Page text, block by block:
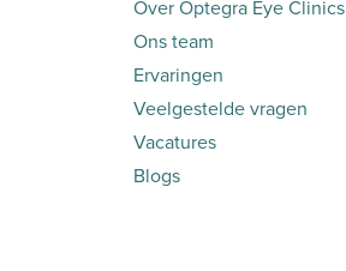
Over Optegra Eye Clinics
Ons team
Ervaringen
Veelgestelde vragen
Vacatures
Blogs